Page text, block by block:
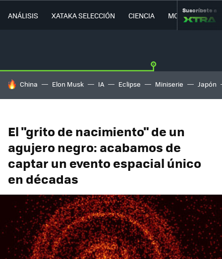
ANÁLISIS XATAKA SELECCIÓN CIENCIA MOVILIDAD
Suscríbete a
HOY SE HABLA DE
China Elon Musk IA Eclipse Miniserie Japón
El "grito de nacimiento" de un
agujero negro: acabamos de
captar un evento espacial único
en décadas